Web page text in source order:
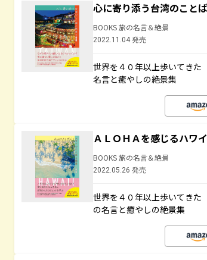
心に寄り添う台湾のこと
BOOKS 旅の名言＆絶景
2022.11.04 発売
世界を４０年以上歩いてきた
名言と癒やしの絶景集
ＡＬＯＨＡを感じるハワ
BOOKS 旅の名言＆絶景
2022.05.26 発売
世界を４０年以上歩いてきた
の名言と癒やしの絶景集